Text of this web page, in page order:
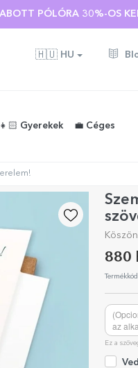
PÓLÓRA 30%-OS
🇭🇺 HU
👧🏻 Gyerekek 💼 Céges
880
Ez a